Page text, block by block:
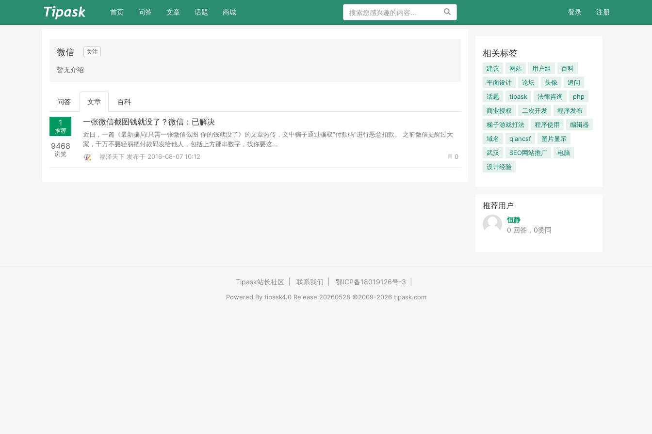
首页(current)
问答 文章 话题 商城 搜索 登录 注册
微信 关注
暂无介绍
问答 文章 百科
1
推荐
9468
浏览
一张微信截图钱就没了？微信：已解决
近日，一篇《最新骗局!只需一张微信截图 你的钱就没了》的文章热传，文中骗子通过骗取“付款码”进行恶意扣款。 之前微信提醒过大
家，千万不要轻易把付款码发给他人，包括上方那串数字，找你要这...
0
福泽天下 发布于 2016-08-07 10:12
相关标签
建议 网站 用户组
百科
平面设计
论坛 头像
追问
话题
tipask 法律咨询
php
商业授权
二次开发
程序发布
梯子游戏打法
程序使用
编辑器
域名
qiancsf
图片显示
武汉
SEO网站推广
电脑
设计经验
推荐用户
恒静
0 回答，0赞同
Tipask站长社区 联系我们 鄂ICP备18019126号-3
Powered By tipask4.0Release 20260528 ©2009-2026 tipask.com